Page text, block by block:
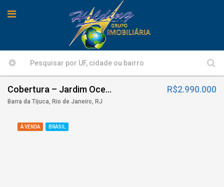
Cobertura – Jardim Oceânico
Barra da Tijuca, Rio de Janeiro, RJ
R$2.990.000
À VENDA BRASIL